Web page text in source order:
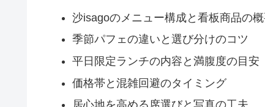
沙isagoのメニュー構成と看板商品の
季節パフェの違いと選び分けのコツ
平日限定ランチの内容と満腹度の目安
価格帯と混雑回避のタイミング